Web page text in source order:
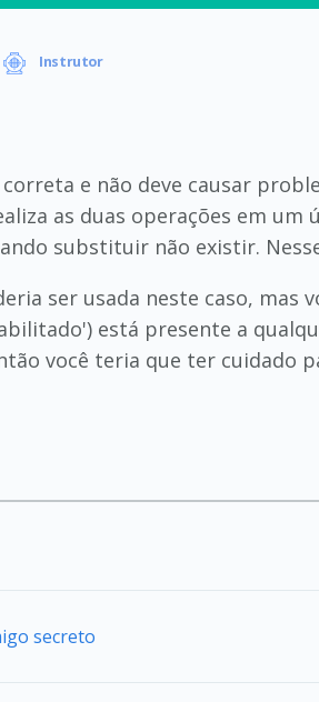
Instrutor
e não deve causar
as duas operações em
substituir não existir.
ser usada neste caso, mas
está presente a
você teria que ter cuidado
secreto